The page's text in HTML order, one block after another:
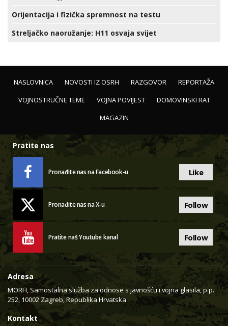
Orijentacija i fizička spremnost na testu
Streljačko naoružanje: H11 osvaja svijet
NASLOVNICA NOVOSTI IZ OSRH RAZGOVOR
REPORTAŽA
VOJNOSTRUČNE TEME
VOJNA POVIJEST
DOMOVINSKI RAT
MAGAZIN
Pratite nas
Pronađite nas na Facebook-u Like
Pronađite nas na X-u Follow
Pratite naš Youtube kanal Follow
Adresa
MORH, Samostalna služba za odnose s javnošću i vojna glasila, p.p.
252, 10002 Zagreb, Republika Hrvatska
Kontakt